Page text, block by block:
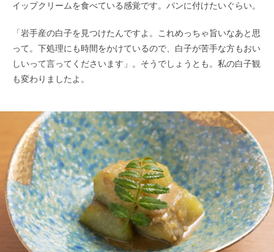
イップクリームを食べている感覚です。パンに付けたいぐらい。
「岩手産の白子を見つけたんですよ。これめっちゃ旨いなあと思
って。下処理にも時間をかけているので、白子が苦手な方もおい
しいって言ってくださいます」。そうでしょうとも。私の白子観
も変わりましたよ。